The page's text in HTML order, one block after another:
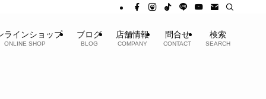
ラインショップ
ONLINE SHOP
ブログ
BLOG
店舗情報
COMPANY
問合せ
CONTACT
検索
SEARCH